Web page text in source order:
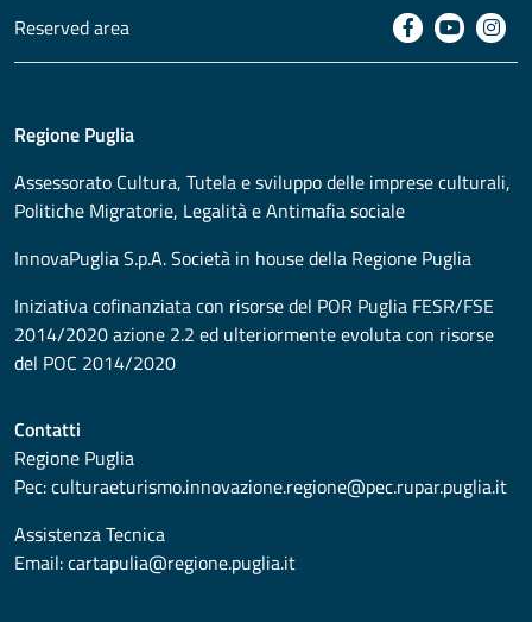
Reserved area
Regione Puglia
Assessorato Cultura, Tutela e sviluppo delle imprese culturali,
Politiche Migratorie, Legalità e Antimafia sociale
InnovaPuglia S.p.A. Società in house della Regione Puglia
Iniziativa cofinanziata con risorse del POR Puglia FESR/FSE
2014/2020 azione 2.2 ed ulteriormente evoluta con risorse
del POC 2014/2020
Contatti
Regione Puglia
Pec:culturaeturismo.innovazione.regione@pec.rupar.puglia.it
Assistenza Tecnica
Email:cartapulia@regione.puglia.it